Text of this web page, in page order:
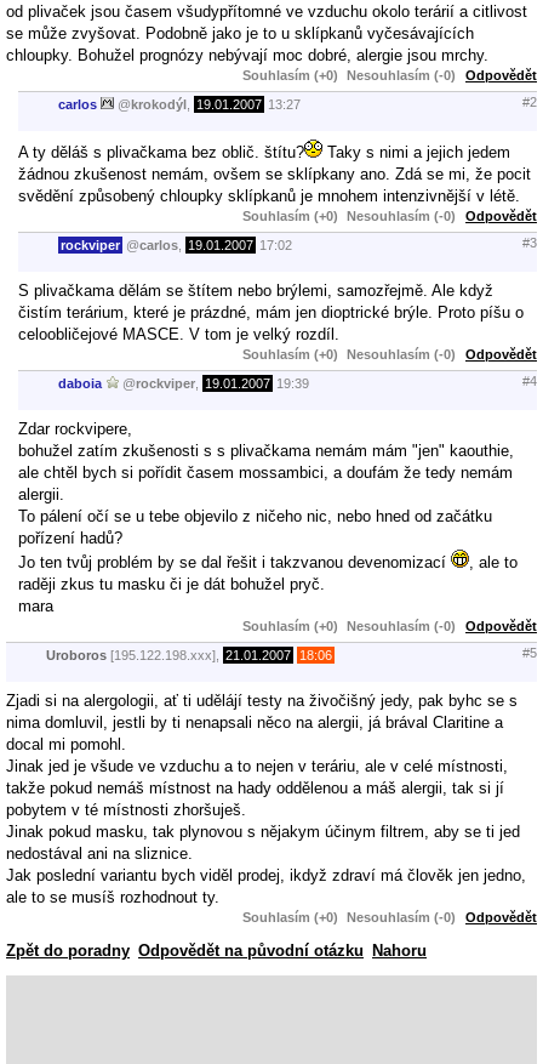
od plivaček jsou časem všudypřítomné ve vzduchu okolo terárií a citlivost
se může zvyšovat. Podobně jako je to u sklípkanů vyčesávajících
chloupky. Bohužel prognózy nebývají moc dobré, alergie jsou mrchy.
Souhlasím (+0) Nesouhlasím (-0) Odpovědět
carlos @krokodýl 19.01.2007 13:27 #2
A ty děláš s plivačkama bez oblič. štítu?
Taky s nimi a jejich jedem
žádnou zkušenost nemám, ovšem se sklípkany ano. Zdá se mi, že pocit
svědění způsobený chloupky sklípkanů je mnohem intenzivnější v létě.
Souhlasím (+0) Nesouhlasím (-0) Odpovědět
rockviper @carlos 19.01.2007 17:02 #3
S plivačkama dělám se štítem nebo brýlemi, samozřejmě. Ale když
čistím terárium, které je prázdné, mám jen dioptrické brýle. Proto píšu o
celoobličejové MASCE. V tom je velký rozdíl.
Souhlasím (+0) Nesouhlasím (-0) Odpovědět
daboia @rockviper 19.01.2007 19:39 #4
Zdar rockvipere,
bohužel zatím zkušenosti s s plivačkama nemám mám "jen" kaouthie,
ale chtěl bych si pořídit časem mossambici, a doufám že tedy nemám
alergii.
To pálení očí se u tebe objevilo z ničeho nic, nebo hned od začátku
pořízení hadů?
Jo ten tvůj problém by se dal řešit i takzvanou devenomizací
, ale to
raději zkus tu masku či je dát bohužel pryč.
mara
Souhlasím (+0) Nesouhlasím (-0) Odpovědět
Uroboros [195.122.198.xxx], 21.01.2007 18:06 #5
Zjadi si na alergologii, ať ti udělájí testy na živočišný jedy, pak byhc se s
nima domluvil, jestli by ti nenapsali něco na alergii, já brával Claritine a
docal mi pomohl.
Jinak jed je všude ve vzduchu a to nejen v teráriu, ale v celé místnosti,
takže pokud nemáš místnost na hady oddělenou a máš alergii, tak si jí
pobytem v té místnosti zhoršuješ.
Jinak pokud masku, tak plynovou s nějakym účinym filtrem, aby se ti jed
nedostával ani na sliznice.
Jak poslední variantu bych viděl prodej, ikdyž zdraví má člověk jen jedno,
ale to se musíš rozhodnout ty.
Souhlasím (+0) Nesouhlasím (-0) Odpovědět
Zpět do poradny Odpovědět na původní otázku Nahoru